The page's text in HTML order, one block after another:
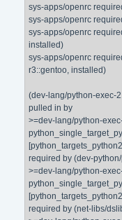
sys-apps/openrc
sys-apps/openrc
sys-apps/openrc
installed)
sys-apps/openrc
r3::gentoo, installed)
(dev-lang/python-exec-
pulled in by
>=dev-lang/python-
required by (dev-
>=dev-lang/python-
required by (net-libs/